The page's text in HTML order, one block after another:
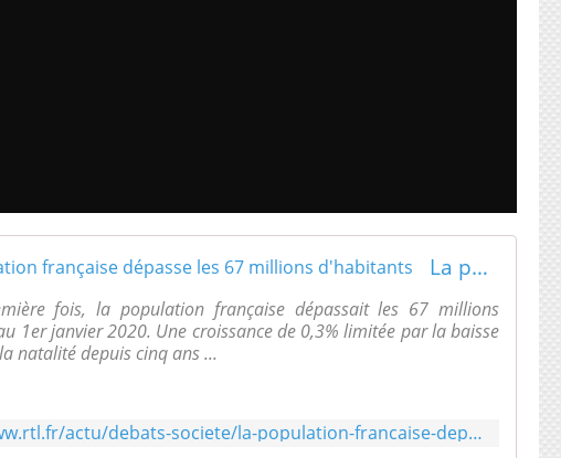
La population française dépasse les 67 millions d'habitants
fois, la population française dépassait les 67 millions
1er janvier 2020. Une croissance de 0,3% limitée par la baisse
natalité depuis cinq ans ...
https://www.rtl.fr/actu/debats-societe/la-population-francaise-depasse-les-67-millions-d-habitants-7799893434